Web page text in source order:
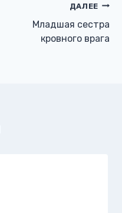
ДАЛЕЕ
Младшая сестра
кровного врага